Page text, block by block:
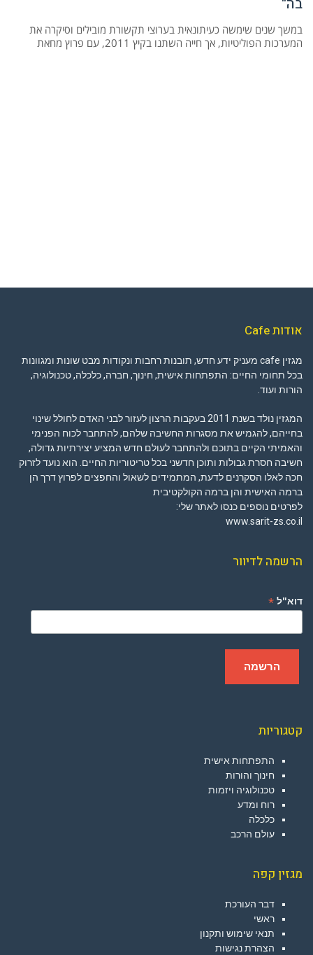
במשך שנים שימשה כעיתונאית בערוצי תקשורת מובילים וסיקרה את
המערכות הפוליטיות, אך חייה השתנו בקיץ 2011, עם פרוץ מחאת
אודות Cafe
מגזין cafe מעניק ידע חדש, תובנות רחבות ונקודות מבט שונות ומגוונות
בכל תחומי החיים: התפתחות אישית, חינוך, חברה, כלכלה, טכנולוגיה,
הורות ועוד.
המגזין נולד בשנת 2011 בעקבות הרצון לעזור לבני האדם לחולל שינוי
בחייהם, להגמיש את מסגרות החשיבה שלהם, להתחבר לכוח הפנימי
והאמיתי הקיים בתוכם ולהתחבר לעולם חדש המציע יצירתיות גדולה,
חשיבה חסרת גבולות ותוכן חדשני בכל טריטוריות החיים. הוא נועד לזרוק
חכה לאלו הסקרנים לדעת, המתמידים לשאול והחפצים לפרוץ דרך הן
ברמה האישית והן ברמה הקולקטיבית
לפרטים נוספים כנסו לאתר שלי:
www.sarit-zs.co.il
הרשמה לדיוור
דוא"ל *
קטגוריות
התפתחות אישית
חינוך והורות
טכנולוגיה ויזמות
רוח ומדע
כלכלה
עולם הרכב
מגזין קפה
דבר העורכת
ראשי
תנאי שימוש ותקנון
הצהרת נגישות